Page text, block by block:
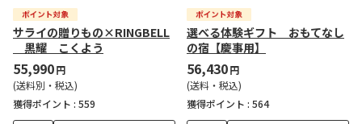
サライの贈りもの×RINGBELL
黒耀 こくよう
55,990円
(送料別・税込)
獲得ポイント : 559
選べる体験ギフト おもてなし
の宿【慶事用】
56,430円
(送料・税込)
獲得ポイント : 564